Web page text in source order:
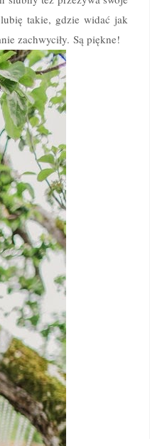
takie, gdzie widać jak
zachwyciły. Są piękne!